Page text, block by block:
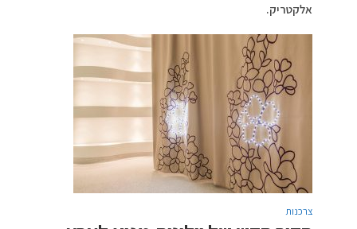
אלקטריק.
צרכנות